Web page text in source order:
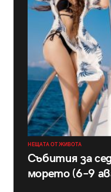
НЕЩАТА ОТ ЖИВОТА
Събития за
морето (6–9